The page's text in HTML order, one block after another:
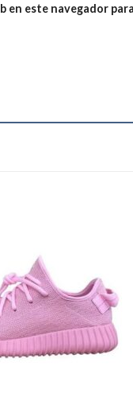
en este navegador
Añadir
a la
lista de
deseos